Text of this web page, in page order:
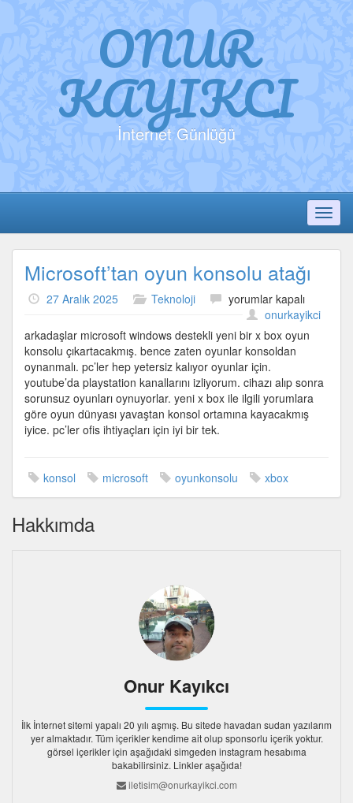
ONUR
KAYIKCI
İnternet Günlüğü
Microsoft’tan oyun konsolu atağı
27 Aralık 2025 Teknoloji
Microsoft’tan
oyun
konsolu
atağı
için
yorumlar kapalı
onurkayikci
arkadaşlar microsoft windows destekli yeni bir x box oyun
konsolu çıkartacakmış. bence zaten oyunlar konsoldan
oynanmalı. pc’ler hep yetersiz kalıyor oyunlar için.
youtube’da playstation kanallarını izliyorum. cihazı alıp sonra
sorunsuz oyunları oynuyorlar. yeni x box ile ilgili yorumlara
göre oyun dünyası yavaştan konsol ortamına kayacakmış
iyice. pc’ler ofis ihtiyaçları için iyi bir tek.
konsol microsoft oyunkonsolu xbox
Hakkımda
Onur Kayıkcı
İlk İnternet sitemi yapalı 20 yılı aşmış. Bu sitede havadan sudan yazılarım
yer almaktadır. Tüm içerikler kendime ait olup sponsorlu içerik yoktur.
görsel içerikler için aşağıdaki simgeden instagram hesabıma
bakabilirsiniz. Linkler aşağıda!
iletisim@onurkayikci.com